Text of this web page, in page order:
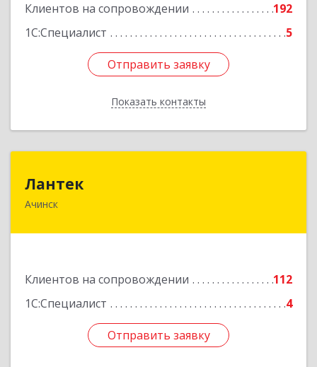
Клиентов на сопровождении
192
1С:Специалист
5
Отправить заявку
Показать контакты
Отправить заявку
Назад
Лантек
Ачинск
Клиентов на сопровождении
112
1С:Специалист
4
Отправить заявку
Отправить заявку